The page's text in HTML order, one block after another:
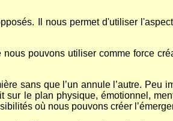
Il nous permet d'utiliser
pouvons utiliser comme force
sans que l’un annule l’autre. Peu
le plan physique, émotionnel,
où nous pouvons créer